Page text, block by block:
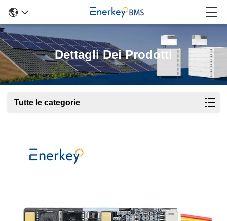
Dettagli Dei Prodotti
Tutte le categorie